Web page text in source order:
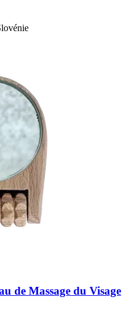
de Massage du Visage